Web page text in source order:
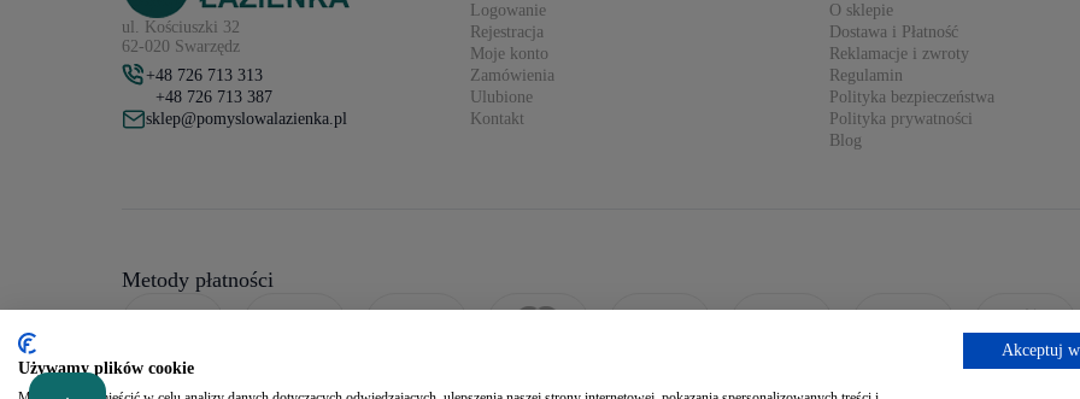
ul. Kościuszki 32
62-020 Swarzędz
+48 726 713 313
+48 726 713 387
sklep@pomyslowalazienka.pl
Logowanie
Rejestracja
Moje konto
Zamówienia
Ulubione
Kontakt
O sklepie
Dostawa i Płatność
Reklamacje i zwroty
Regulamin
Polityka bezpieczeństwa
Polityka prywatności
Blog
Metody płatności
Używamy plików cookie
Akceptuj